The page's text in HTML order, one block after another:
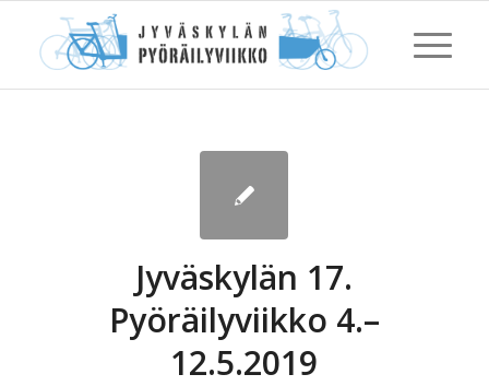
Jyväskylän 17.
Pyöräilyviikko 4.–
12.5.2019